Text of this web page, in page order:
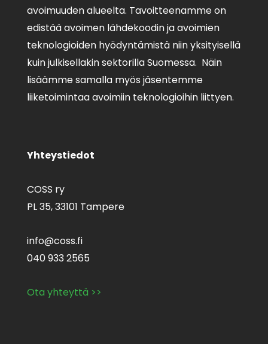
avoimuuden alueelta. Tavoitteenamme on
edistää avoimen lähdekoodin ja avoimien
teknologioiden hyödyntämistä niin yksityisellä
kuin julkisellakin sektorilla Suomessa. Näin
lisäämme samalla myös jäsentemme
liiketoimintaa avoimiin teknologioihin liittyen.
Yhteystiedot
COSS ry
PL 35,33101 Tampere
info@coss.fi
040 933 2565
Ota yhteyttä >>